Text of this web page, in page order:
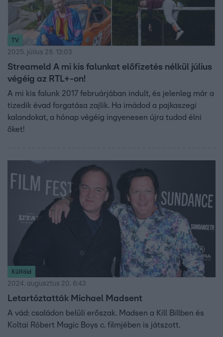
TV
2025. július 28. 13:03
Streameld A mi kis falunkat előfizetés nélkül július
végéig az RTL+-on!
A mi kis falunk 2017 februárjában indult, és jelenleg már a
tizedik évad forgatása zajlik. Ha imádod a pajkaszegi
kalandokat, a hónap végéig ingyenesen újra tudod élni
őket!
Külföld
2024. augusztus 20. 6:43
Letartóztatták Michael Madsent
A vád: családon belüli erőszak. Madsen a Kill Billben és
Koltai Róbert Magic Boys c. filmjében is játszott.